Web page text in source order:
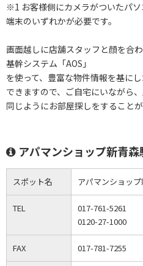
※1 お客様側にカメラがついたパ
端末のいずれかが必要です。
画面越しに店舗スタッフと顔を合
基幹システム「AOS」
を使って、豊富な物件情報を基に
できますので、ご自宅にいながら
同じようにお部屋探しをすること
アパマンショップ新青
スポット名 アパマンショッ
TEL
017-761-5261
0120-27-1000
FAX 017-781-7255